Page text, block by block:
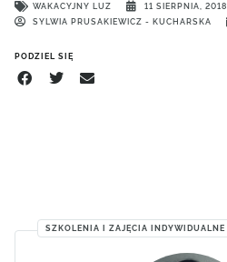
WAKACYJNY LUZ
11 SIERPNIA, 2018
SYLWIA PRUSAKIEWICZ - KUCHARSKA
PODZIEL SIĘ
SZKOLENIA I ZAJĘCIA INDYWIDUALNE